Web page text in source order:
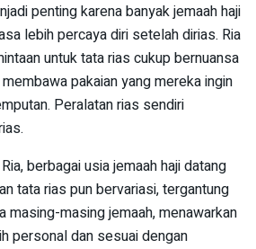
penting karena banyak jemaah haji
lebih percaya diri setelah dirias. Ria
untuk tata rias cukup bernuansa
pakaian yang mereka ingin
Peralatan rias sendiri
berbagai usia jemaah haji datang
tata rias pun bervariasi, tergantung
masing-masing jemaah, menawarkan
personal dan sesuai dengan